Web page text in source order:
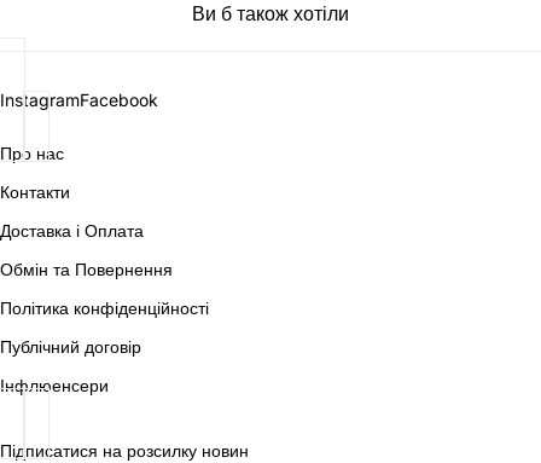
Ви б також хотіли
InstagramFacebook
Про нас
Контакти
Доставка і Оплата
Обмін та Повернення
Політика конфіденційності
Публічний договір
Інфлюенсери
Підписатися на розсилку новин